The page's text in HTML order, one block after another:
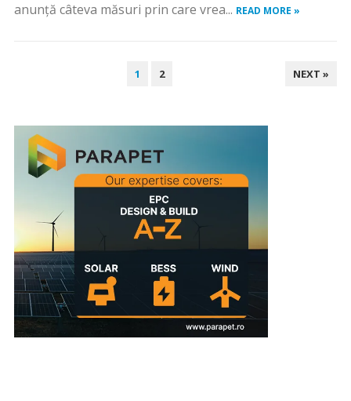
anunță câteva măsuri prin care vrea... READ MORE »
1 2 NEXT »